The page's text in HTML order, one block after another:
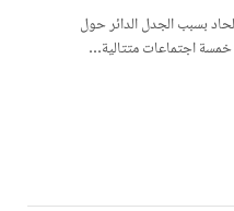
بسبب الجدل الدائر حول
خمسة اجتماعات متتالية…